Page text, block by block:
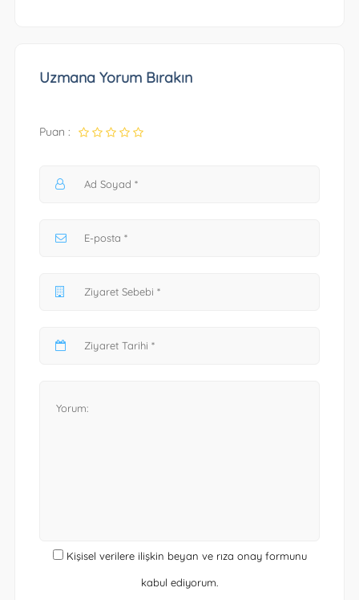
Uzmana Yorum Bırakın
Puan :
Kişisel verilere ilişkin beyan ve rıza onay formunu
kabul ediyorum.